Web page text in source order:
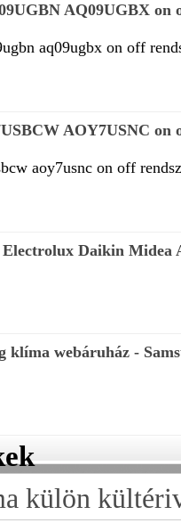
AQ09UGBX on
aq09ugbx on off
AOY7USNC on
aoy7usnc on off
Electrolux Daikin Midea
klíma webáruház -
külön